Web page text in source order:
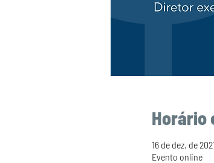
Horário
16 de dez. de
Evento online